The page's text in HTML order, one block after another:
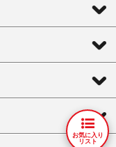
お気に入り
リスト